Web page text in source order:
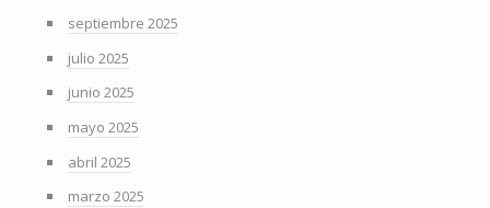
septiembre 2025
julio 2025
junio 2025
mayo 2025
abril 2025
marzo 2025